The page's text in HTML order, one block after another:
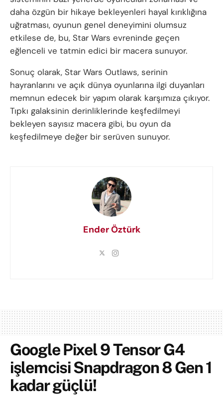
daha özgün bir hikaye bekleyenleri hayal kırıklığına
uğratması, oyunun genel deneyimini olumsuz
etkilese de, bu, Star Wars evreninde geçen
eğlenceli ve tatmin edici bir macera sunuyor.
Sonuç olarak, Star Wars Outlaws, serinin
hayranlarını ve açık dünya oyunlarına ilgi duyanları
memnun edecek bir yapım olarak karşımıza çıkıyor.
Tıpkı galaksinin derinliklerinde keşfedilmeyi
bekleyen sayısız macera gibi, bu oyun da
keşfedilmeye değer bir serüven sunuyor.
Ender Öztürk
Google Pixel 9 Tensor G4
işlemcisi Snapdragon 8 Gen 1
kadar güçlü!